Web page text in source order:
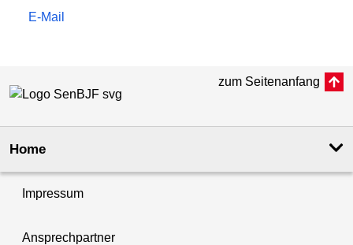
E-Mail
zum Seitenanfang
Home
Impressum
Ansprechpartner